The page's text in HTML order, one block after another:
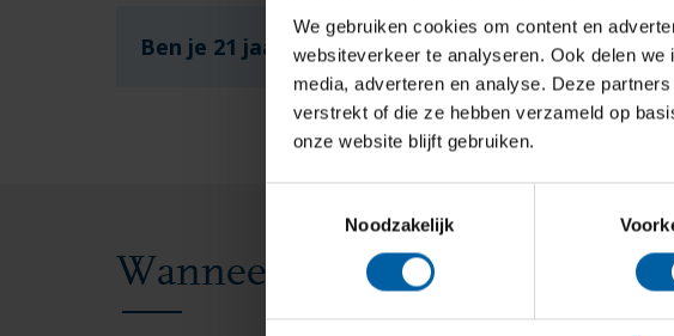
We gebruiken cookies om content en
websiteverkeer te analyseren. Ook delen
media, adverteren en analyse. Deze
verstrekt of die ze hebben verzameld op
onze website blijft gebruiken.
Noodzakelijk
Ben je 21 jaar of ouder en voldoe je niet aan de
Wanneer kun je een speciaal